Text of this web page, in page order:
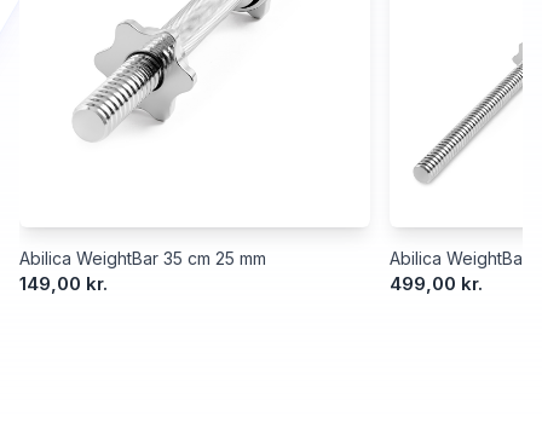
Abilica WeightBar 35 cm 25 mm
149,00 kr.
Abilica WeightBar
499,00 kr.